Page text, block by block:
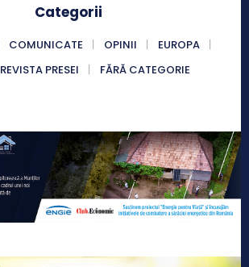
Categorii
COMUNICATE OPINII
EUROPA
REVISTA PRESEI FĂRĂ CATEGORIE